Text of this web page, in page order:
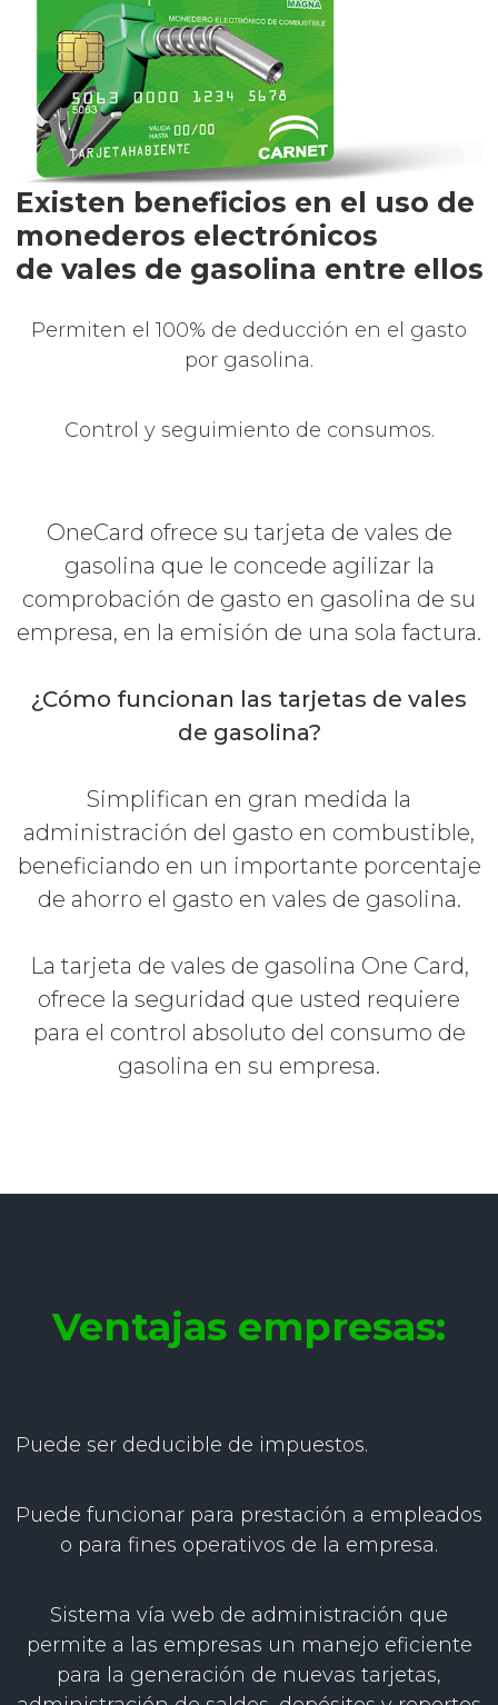
Existen beneficios en el uso de
monederos electrónicos
de vales de gasolina entre ellos
Permiten el 100% de deducción en el gasto
por gasolina.
Control y seguimiento de consumos.
OneCard ofrece su tarjeta de vales de
gasolina que le concede agilizar la
comprobación de gasto en gasolina de su
empresa, en la emisión de una sola factura.
¿Cómo funcionan las tarjetas de vales
de gasolina?
Simplifican en gran medida la
administración del gasto en combustible,
beneficiando en un importante porcentaje
de ahorro el gasto en vales de gasolina.
La tarjeta de vales de gasolina One Card,
ofrece la seguridad que usted requiere
para el control absoluto del consumo de
gasolina en su empresa.
Ventajas empresas:
Puede ser deducible de impuestos.
Puede funcionar para prestación a empleados
o para fines operativos de la empresa.
Sistema vía web de administración que
permite a las empresas un manejo eficiente
para la generación de nuevas tarjetas,